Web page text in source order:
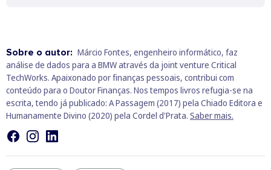
Sobre o autor: Márcio Fontes, engenheiro informático, faz
análise de dados para a BMW através da joint venture Critical
TechWorks. Apaixonado por finanças pessoais, contribui com
conteúdo para o Doutor Finanças. Nos tempos livros refugia-se na
escrita, tendo já publicado: A Passagem (2017) pela Chiado Editora e
Humanamente Divino (2020) pela Cordel d'Prata. Saber mais.